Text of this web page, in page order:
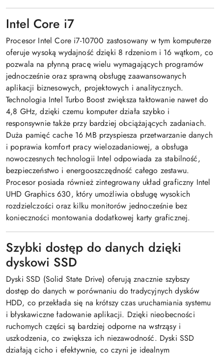
Intel Core i7
Procesor Intel Core i7-10700 zastosowany w tym komputerze
oferuje wysoką wydajność dzięki 8 rdzeniom i 16 wątkom, co
pozwala na płynną pracę wielu wymagających programów
jednocześnie oraz sprawną obsługę zaawansowanych
aplikacji biznesowych, projektowych i analitycznych.
Technologia Intel Turbo Boost zwiększa taktowanie nawet do
4,8 GHz, dzięki czemu komputer działa szybko i
responsywnie także przy bardziej obciążających zadaniach.
Duża pamięć cache 16 MB przyspiesza przetwarzanie danych
i poprawia komfort pracy wielozadaniowej, a obsługa
nowoczesnych technologii Intel odpowiada za stabilność,
bezpieczeństwo i energooszczędność całego zestawu.
Procesor posiada również zintegrowany układ graficzny Intel
UHD Graphics 630, który umożliwia obsługę wysokich
rozdzielczości oraz kilku monitorów jednocześnie bez
konieczności montowania dodatkowej karty graficznej.
Szybki dostęp do danych dzięki
dyskowi SSD
Dyski SSD (Solid State Drive) oferują znacznie szybszy
dostęp do danych w porównaniu do tradycyjnych dysków
HDD, co przekłada się na krótszy czas uruchamiania systemu
i błyskawiczne ładowanie aplikacji. Dzięki nieobecności
ruchomych części są bardziej odporne na wstrząsy i
uszkodzenia, co zwiększa ich niezawodność. Dyski SSD
działają cicho i efektywnie, co czyni je idealnym